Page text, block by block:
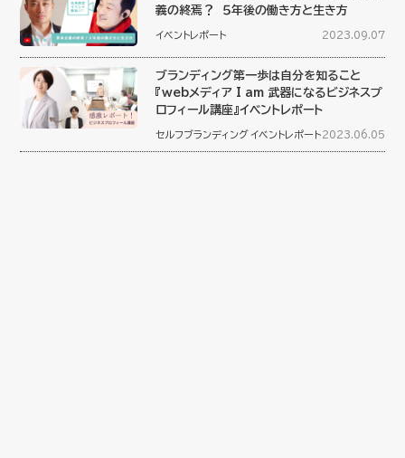
義の終焉？ ５年後の働き方と生き方
イベントレポート 2023.09.07
ブランディング第一歩は自分を知ること
『webメディア I am 武器になるビジネスプ
ロフィール講座』イベントレポート
セルフブランディング イベントレポート 2023.06.05